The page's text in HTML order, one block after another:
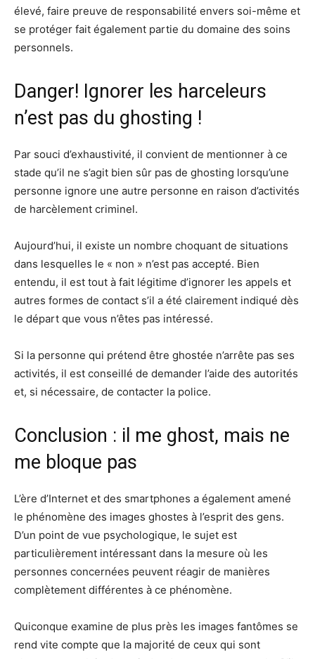
élevé, faire preuve de responsabilité envers soi-même et
se protéger fait également partie du domaine des soins
personnels.
Danger! Ignorer les harceleurs
n’est pas du ghosting !
Par souci d’exhaustivité, il convient de mentionner à ce
stade qu’il ne s’agit bien sûr pas de ghosting lorsqu’une
personne ignore une autre personne en raison d’activités
de harcèlement criminel.
Aujourd’hui, il existe un nombre choquant de situations
dans lesquelles le « non » n’est pas accepté. Bien
entendu, il est tout à fait légitime d’ignorer les appels et
autres formes de contact s’il a été clairement indiqué dès
le départ que vous n’êtes pas intéressé.
Si la personne qui prétend être ghostée n’arrête pas ses
activités, il est conseillé de demander l’aide des autorités
et, si nécessaire, de contacter la police.
Conclusion : il me ghost, mais ne
me bloque pas
L’ère d’Internet et des smartphones a également amené
le phénomène des images ghostes à l’esprit des gens.
D’un point de vue psychologique, le sujet est
particulièrement intéressant dans la mesure où les
personnes concernées peuvent réagir de manières
complètement différentes à ce phénomène.
Quiconque examine de plus près les images fantômes se
rend vite compte que la majorité de ceux qui sont